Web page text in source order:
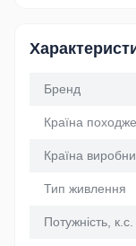
Бренд
Країна
Країна
Тип живлення
Потужність, к.с.